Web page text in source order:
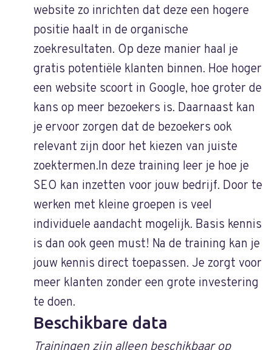
website zo inrichten dat deze een hogere
positie haalt in de organische
zoekresultaten. Op deze manier haal je
gratis potentiële klanten binnen. Hoe hoger
een website scoort in Google, hoe groter de
kans op meer bezoekers is. Daarnaast kan
je ervoor zorgen dat de bezoekers ook
relevant zijn door het kiezen van juiste
zoektermen.In deze training leer je hoe je
SEO kan inzetten voor jouw bedrijf. Door te
werken met kleine groepen is veel
individuele aandacht mogelijk. Basis kennis
is dan ook geen must! Na de training kan je
jouw kennis direct toepassen. Je zorgt voor
meer klanten zonder een grote investering
te doen.
Beschikbare data